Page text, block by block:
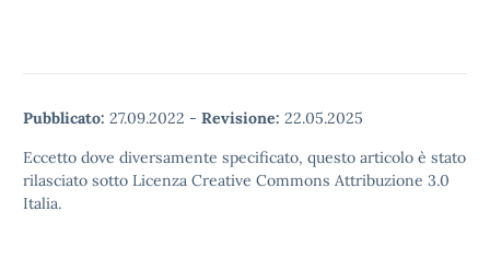
Pubblicato: 27.09.2022 - Revisione: 22.05.2025
Eccetto dove diversamente specificato, questo articolo è stato
rilasciato sotto Licenza Creative Commons Attribuzione 3.0
Italia.